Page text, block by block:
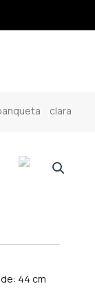
clara
44 cm